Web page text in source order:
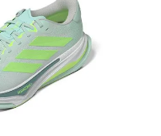
ンニング
ンニングシューズ
MTG